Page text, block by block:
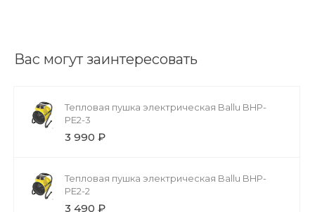
Вас могут заинтересовать
Тепловая пушка электрическая Ballu BHP-
PE2-3
3 990 ₽
Тепловая пушка электрическая Ballu BHP-
PE2-2
3 490 ₽